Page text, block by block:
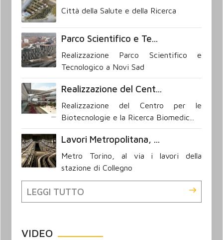
Città della Salute e della Ricerca
Parco Scientifico e Te...
Realizzazione Parco Scientifico e
Tecnologico a Novi Sad
Realizzazione del Cent...
Realizzazione del Centro per le
Biotecnologie e la Ricerca Biomedic...
Lavori Metropolitana, ...
Metro Torino, al via i lavori della
stazione di Collegno
LEGGI TUTTO
VIDEO